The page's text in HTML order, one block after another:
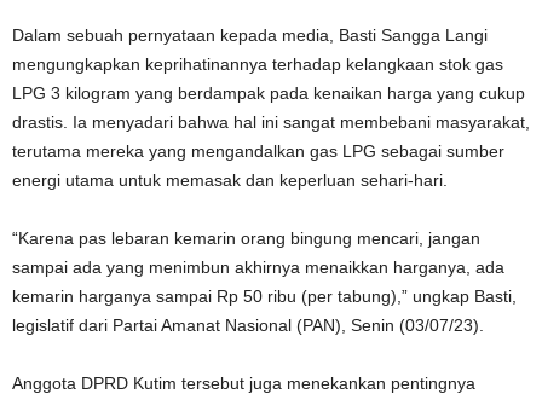
Dalam sebuah pernyataan kepada media, Basti Sangga Langi
mengungkapkan keprihatinannya terhadap kelangkaan stok gas
LPG 3 kilogram yang berdampak pada kenaikan harga yang cukup
drastis. Ia menyadari bahwa hal ini sangat membebani masyarakat,
terutama mereka yang mengandalkan gas LPG sebagai sumber
energi utama untuk memasak dan keperluan sehari-hari.
“Karena pas lebaran kemarin orang bingung mencari, jangan
sampai ada yang menimbun akhirnya menaikkan harganya, ada
kemarin harganya sampai Rp 50 ribu (per tabung),” ungkap Basti,
legislatif dari Partai Amanat Nasional (PAN), Senin (03/07/23).
Anggota DPRD Kutim tersebut juga menekankan pentingnya